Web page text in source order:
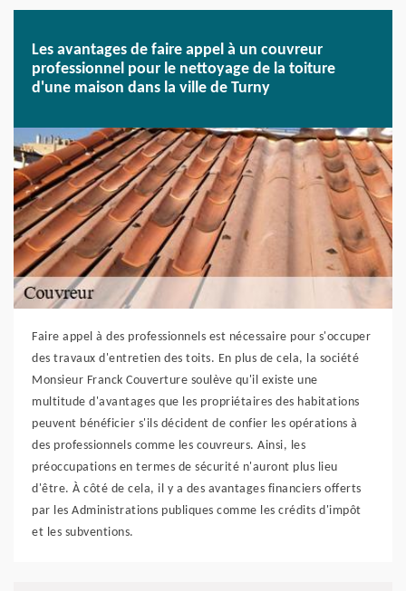
Les avantages de faire appel à un couvreur
professionnel pour le nettoyage de la toiture
d'une maison dans la ville de Turny
Faire appel à des professionnels est nécessaire pour s'occuper
des travaux d'entretien des toits. En plus de cela, la société
Monsieur Franck Couverture soulève qu'il existe une
multitude d'avantages que les propriétaires des habitations
peuvent bénéficier s'ils décident de confier les opérations à
des professionnels comme les couvreurs. Ainsi, les
préoccupations en termes de sécurité n'auront plus lieu
d'être. À côté de cela, il y a des avantages financiers offerts
par les Administrations publiques comme les crédits d'impôt
et les subventions.